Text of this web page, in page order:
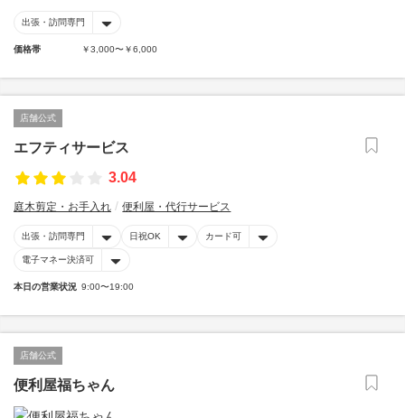
出張・訪問専門
価格帯 ￥3,000〜￥6,000
店舗公式
エフティサービス
3.04
庭木剪定・お手入れ 便利屋・代行サービス
出張・訪問専門 日祝OK カード可
電子マネー決済可
本日の営業状況 9:00〜19:00
店舗公式
便利屋福ちゃん